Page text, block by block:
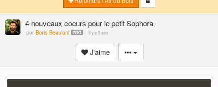
4 nouveaux coeurs pour le petit Sophora
parBoris Beaulant il y a 5 ans
J'aime